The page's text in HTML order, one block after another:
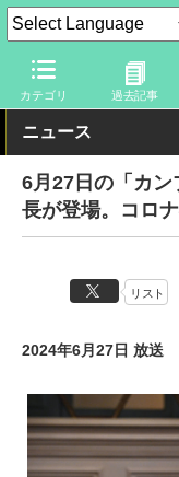
カテゴリ 過去記事
トラベル Watch 旅の情
ニュース
6月27日の「カ
長が登場。コロ
リスト
2024年6月27日 放送